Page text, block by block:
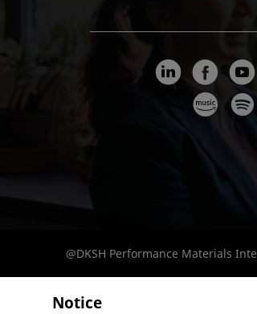
@DKSH Performance Materials
Notice